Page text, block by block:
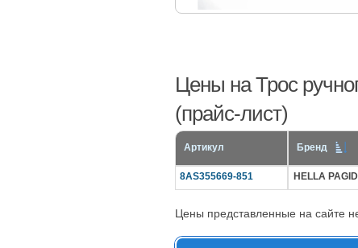
Цены на Трос
(прайс-лист)
Артикул Бренд
8AS355669-851
HELLA PAGID
Цены представленные на сайте